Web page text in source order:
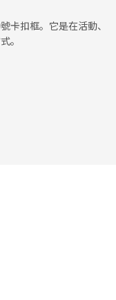
卡扣框。它是在活動、
。